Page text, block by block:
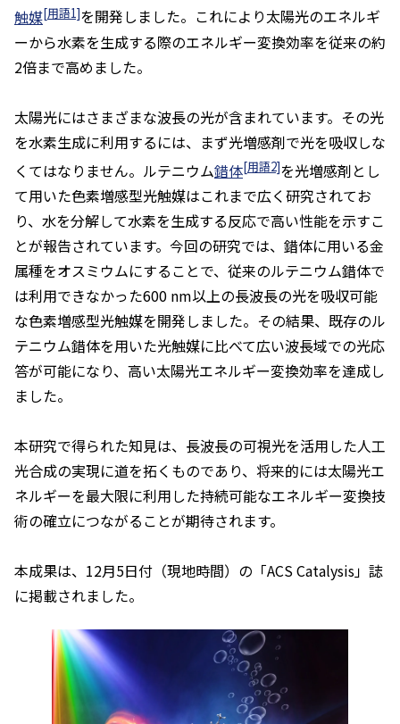
触媒[用語1]を開発しました。これにより太陽光のエネルギ
ーから水素を生成する際のエネルギー変換効率を従来の約
2倍まで高めました。
太陽光にはさまざまな波長の光が含まれています。その光
を水素生成に利用するには、まず光増感剤で光を吸収しな
くてはなりません。ルテニウム錯体[用語2]を光増感剤とし
て用いた色素増感型光触媒はこれまで広く研究されてお
り、水を分解して水素を生成する反応で高い性能を示すこ
とが報告されています。今回の研究では、錯体に用いる金
属種をオスミウムにすることで、従来のルテニウム錯体で
は利用できなかった600 nm以上の長波長の光を吸収可能
な色素増感型光触媒を開発しました。その結果、既存のル
テニウム錯体を用いた光触媒に比べて広い波長域での光応
答が可能になり、高い太陽光エネルギー変換効率を達成し
ました。
本研究で得られた知見は、長波長の可視光を活用した人工
光合成の実現に道を拓くものであり、将来的には太陽光エ
ネルギーを最大限に利用した持続可能なエネルギー変換技
術の確立につながることが期待されます。
本成果は、12月5日付（現地時間）の「ACS Catalysis」誌
に掲載されました。